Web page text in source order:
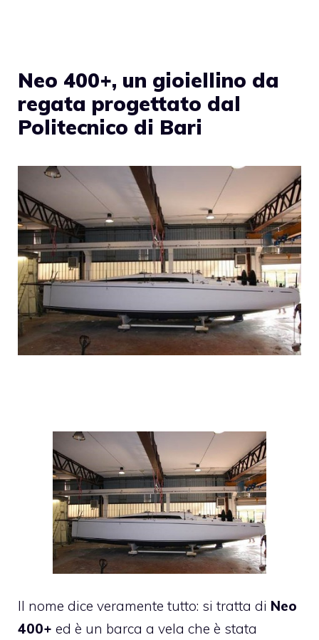
Neo 400+, un gioiellino da
regata progettato dal
Politecnico di Bari
Il nome dice veramente tutto: si tratta di Neo
400+ ed è un barca a vela che è stata